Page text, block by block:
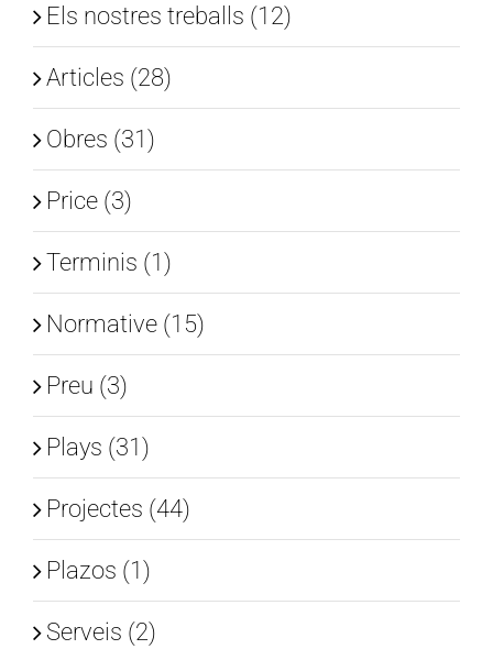
Els nostres treballs (12)
Articles (28)
Obres (31)
Price (3)
Terminis (1)
Normative (15)
Preu (3)
Plays (31)
Projectes (44)
Plazos (1)
Serveis (2)